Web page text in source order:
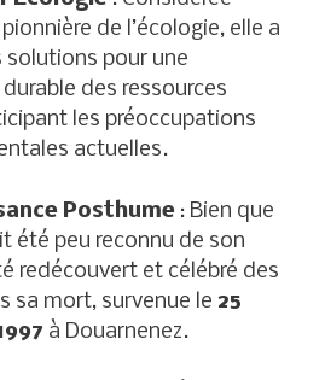
de l’écologie, elle a
solutions pour une
des ressources
les préoccupations
actuelles.
Posthume : Bien que
été peu reconnu de son
redécouvert et célébré des
sa mort, survenue le 25
à Douarnenez.